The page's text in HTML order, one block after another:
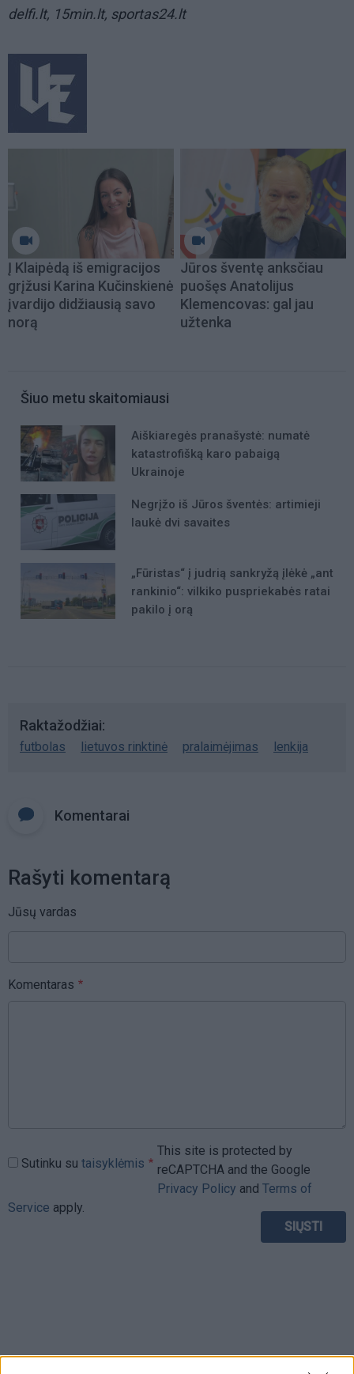
delfi.lt, 15min.lt, sportas24.lt
Į Klaipėdą iš emigracijos
grįžusi Karina Kučinskienė
įvardijo didžiausią savo
norą
Jūros šventę anksčiau
puošęs Anatolijus
Klemencovas: gal jau
užtenka
Šiuo metu skaitomiausi
Aiškiaregės pranašystė: numatė
katastrofišką karo pabaigą
Ukrainoje
Negrįžo iš Jūros šventės: artimieji
laukė dvi savaites
„Fūristas“ į judrią sankryžą įlėkė „ant
rankinio“: vilkiko puspriekabės ratai
pakilo į orą
Raktažodžiai
futbolas lietuvos rinktinė pralaimėjimas lenkija
Komentarai
Rašyti komentarą
Jūsų vardas
Komentaras
Sutinku su taisyklėmis
This site is protected by
reCAPTCHA and the Google
Privacy Policy and Terms of
Service apply.